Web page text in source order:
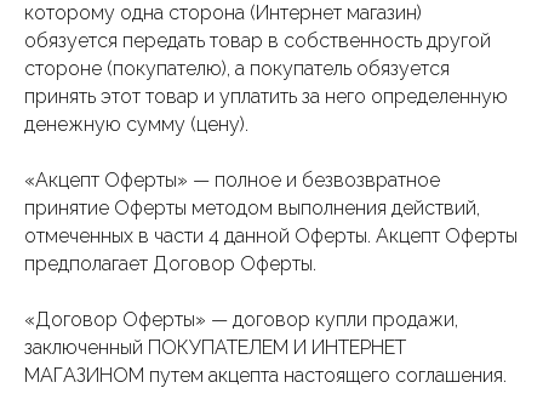
которому одна сторона (Интернет магазин)
обязуется передать товар в собственность другой
стороне (покупателю), а покупатель обязуется
принять этот товар и уплатить за него определенную
денежную сумму (цену).
«Акцепт Оферты» — полное и безвозвратное
принятие Оферты методом выполнения действий,
отмеченных в части 4 данной Оферты. Акцепт Оферты
предполагает Договор Оферты.
«Договор Оферты» — договор купли продажи,
заключенный ПОКУПАТЕЛЕМ И ИНТЕРНЕТ
МАГАЗИНОМ путем акцепта настоящего соглашения.